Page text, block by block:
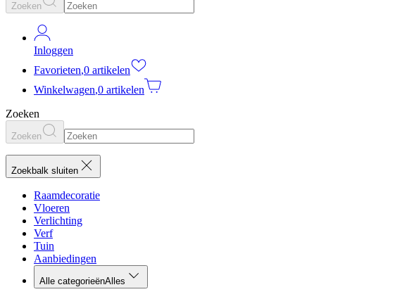
Zoeken
Inloggen
Favorieten,0 artikelen
Winkelwagen,0 artikelen
Zoeken
Zoeken
Zoekbalk sluiten
Raamdecoratie
Vloeren
Verlichting
Verf
Tuin
Aanbiedingen
Alle categorieënAlles